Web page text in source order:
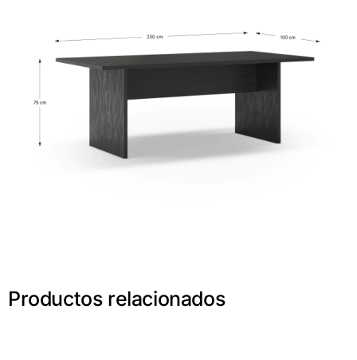
Productos relacionados